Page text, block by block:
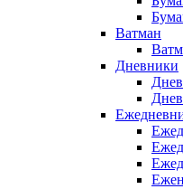
Ватман
Дневники